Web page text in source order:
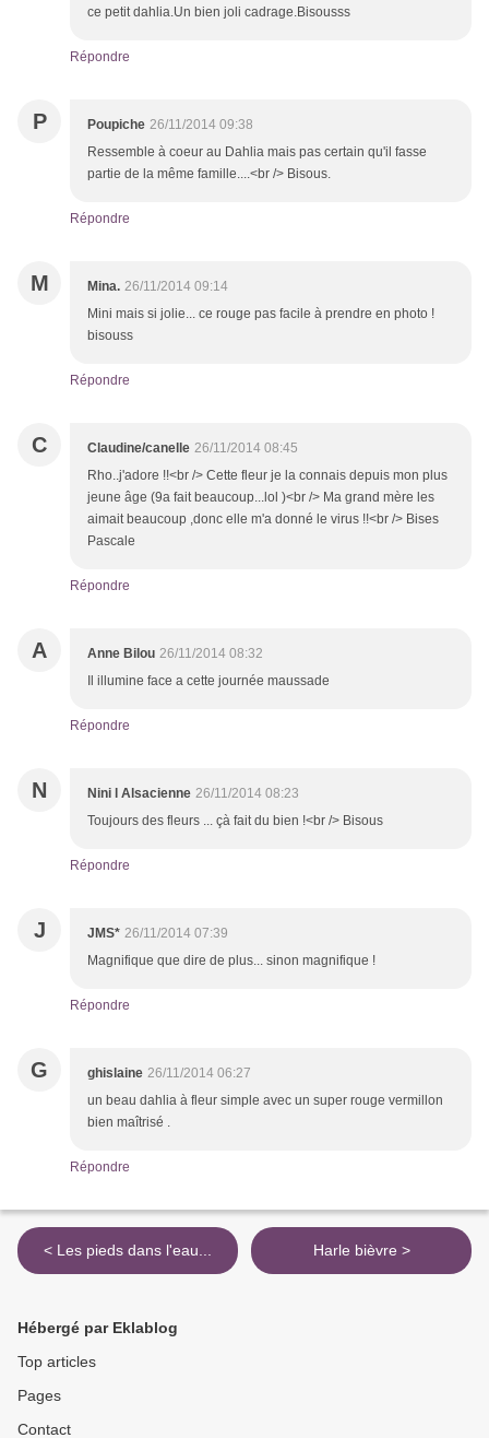
ce petit dahlia.Un bien joli cadrage.Bisousss
Répondre
P Poupiche 26/11/2014 09:38
Ressemble à coeur au Dahlia mais pas certain qu'il fasse
partie de la même famille....<br /> Bisous.
Répondre
M Mina. 26/11/2014 09:14
Mini mais si jolie... ce rouge pas facile à prendre en photo !
bisouss
Répondre
C Claudine/canelle 26/11/2014 08:45
Rho..j'adore !!<br /> Cette fleur je la connais depuis mon plus
jeune âge (9a fait beaucoup...lol )<br /> Ma grand mère les
aimait beaucoup ,donc elle m'a donné le virus !!<br /> Bises
Pascale
Répondre
A Anne Bilou 26/11/2014 08:32
Il illumine face a cette journée maussade
Répondre
N Nini l Alsacienne 26/11/2014 08:23
Toujours des fleurs ... çà fait du bien !<br /> Bisous
Répondre
J JMS* 26/11/2014 07:39
Magnifique que dire de plus... sinon magnifique !
Répondre
G ghislaine 26/11/2014 06:27
un beau dahlia à fleur simple avec un super rouge vermillon
bien maîtrisé .
Répondre
< Les pieds dans l'eau... Harle bièvre >
Hébergé par Eklablog
Top articles
Pages
Contact